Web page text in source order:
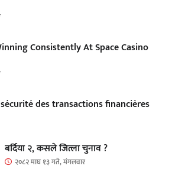
Consistently At Space Casino
des transactions financières
बर्दिया २, कसले जित्ला चुनाव ?
२०८२ माघ १३ गते, मंगलवार